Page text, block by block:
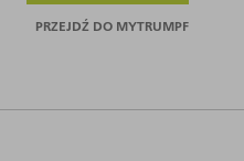
PRZEJDŹ DO MYTRUMPF